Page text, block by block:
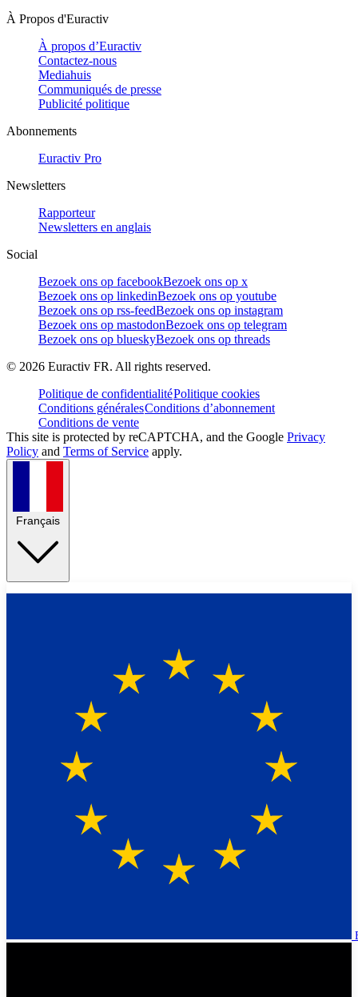
À Propos d'Euractiv
À propos d’Euractiv
Contactez-nous
Mediahuis
Communiqués de presse
Publicité politique
Abonnements
Euractiv Pro
Newsletters
Rapporteur
Newsletters en anglais
Social
Bezoek ons op facebookBezoek ons op x
Bezoek ons op linkedinBezoek ons op youtube
Bezoek ons op rss-feedBezoek ons op instagram
Bezoek ons op mastodonBezoek ons op telegram
Bezoek ons op blueskyBezoek ons op threads
© 2026 Euractiv FR. All rights reserved.
Politique de confidentialitéPolitique cookies
Conditions généralesConditions d’abonnement
Conditions de vente
This site is protected by reCAPTCHA, and the Google Privacy
Policy and Terms of Service apply.
Français